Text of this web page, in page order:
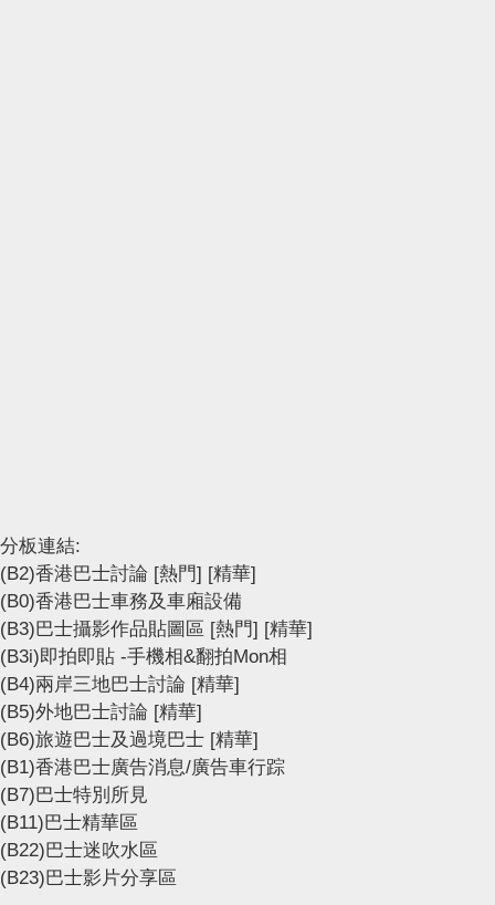
分板連結:
(B2)香港巴士討論 [熱門] [精華]
(B0)香港巴士車務及車廂設備
(B3)巴士攝影作品貼圖區 [熱門] [精華]
(B3i)即拍即貼 -手機相&翻拍Mon相
(B4)兩岸三地巴士討論 [精華]
(B5)外地巴士討論 [精華]
(B6)旅遊巴士及過境巴士 [精華]
(B1)香港巴士廣告消息/廣告車行踪
(B7)巴士特別所見
(B11)巴士精華區
(B22)巴士迷吹水區
(B23)巴士影片分享區